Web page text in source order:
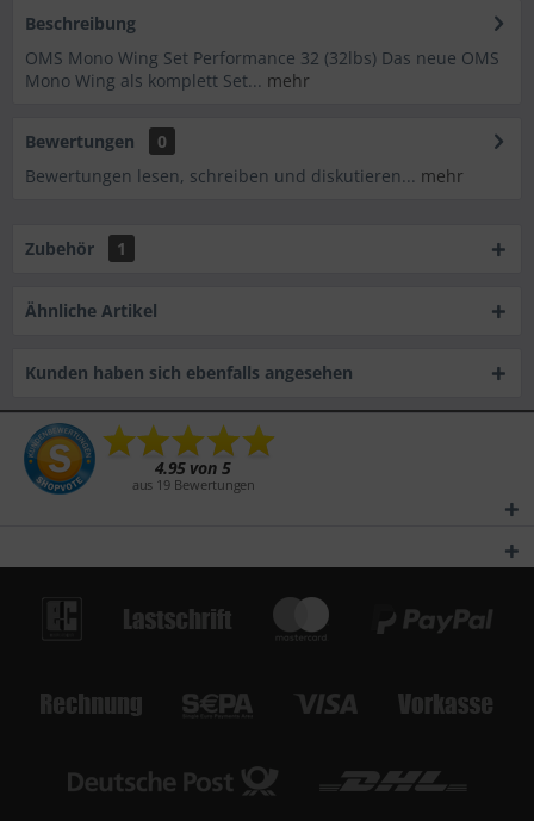
Beschreibung
OMS Mono Wing Set Performance 32 (32lbs) Das neue OMS
Mono Wing als komplett Set... mehr
Bewertungen
0
Bewertungen lesen, schreiben und diskutieren... mehr
Zubehör 1
Ähnliche Artikel
Kunden haben sich ebenfalls angesehen